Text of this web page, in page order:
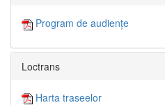
Program de audiențe
Loctrans
Harta traseelor